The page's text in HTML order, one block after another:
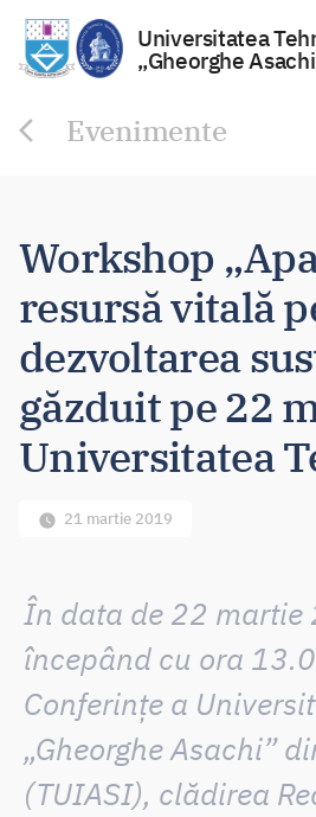
Universitatea
„Gheorghe
Evenimente
Workshop
resursă vitală
dezvoltarea
găzduit pe 22
Universitatea
21 martie 2019
În data de 22 martie
începând cu ora
Conferințe a
„Gheorghe Asachi”
(TUIASI), clădirea